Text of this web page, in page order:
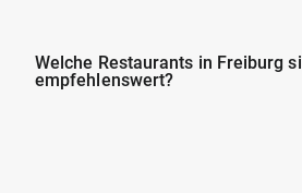
Welche Restaurants in Freiburg
empfehlenswert?